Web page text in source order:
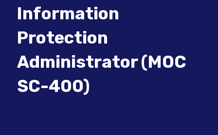
Information
Protection
Administrator (MOC
SC-400)